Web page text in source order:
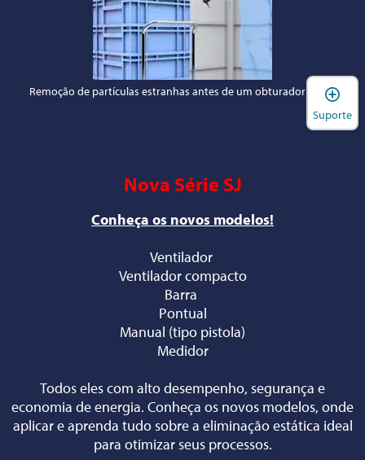
Remoção de partículas estranhas antes de um obturador duplo
Nova Série SJ
Conheça os novos modelos!
Ventilador
Ventilador compacto
Barra
Pontual
Manual (tipo pistola)
Medidor
Todos eles com alto desempenho, segurança e
economia de energia. Conheça os novos modelos, onde
aplicar e aprenda tudo sobre a eliminação estática ideal
para otimizar seus processos.
Suporte